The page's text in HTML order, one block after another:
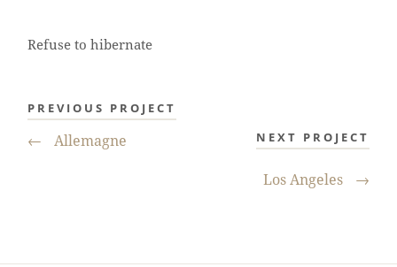
Refuse to hibernate
PREVIOUS PROJECT
← Allemagne NEXT PROJECT
Los Angeles →